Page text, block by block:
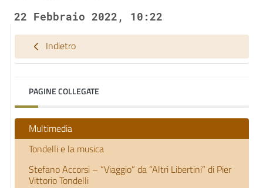
22 Febbraio 2022, 10:22
Indietro
PAGINE COLLEGATE
Multimedia
Tondelli e la musica
Stefano Accorsi – “Viaggio” da “Altri Libertini” di Pier
Vittorio Tondelli